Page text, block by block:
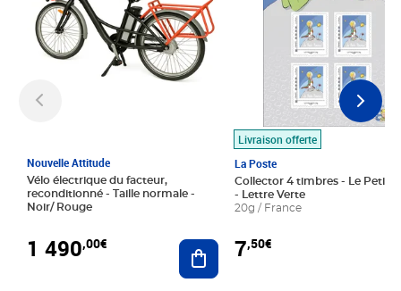
Nouvelle Attitude
Vélo électrique du facteur,
reconditionné - Taille normale -
Noir/ Rouge
1 490,00€ Ajouter au panier
Livraison offerte
La Poste
Collector 4 timbres - Le Petit
- Lettre Verte
20g / France
7,50€